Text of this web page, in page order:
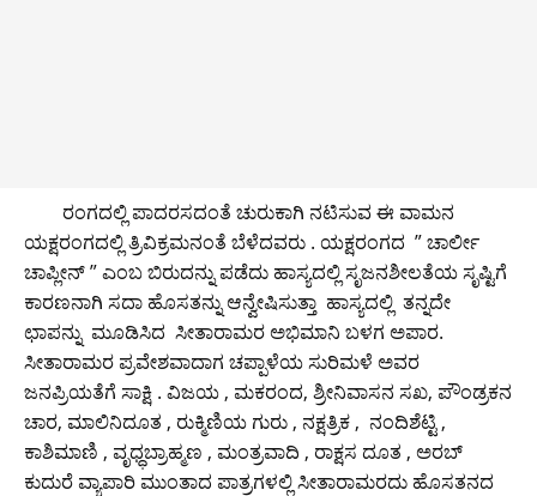
ರಂಗದಲ್ಲಿ ಪಾದರಸದಂತೆ ಚುರುಕಾಗಿ ನಟಿಸುವ ಈ ವಾಮನ
ಯಕ್ಷರಂಗದಲ್ಲಿ ತ್ರಿವಿಕ್ರಮನಂತೆ ಬೆಳೆದವರು . ಯಕ್ಷರಂಗದ ” ಚಾರ್ಲೀ
ಚಾಪ್ಲೀನ್ ” ಎಂಬ ಬಿರುದನ್ನು ಪಡೆದು ಹಾಸ್ಯದಲ್ಲಿ ಸೃಜನಶೀಲತೆಯ ಸೃಷ್ಟಿಗೆ
ಕಾರಣನಾಗಿ ಸದಾ ಹೊಸತನ್ನು ಆನ್ವೇಷಿಸುತ್ತಾ ಹಾಸ್ಯದಲ್ಲಿ ತನ್ನದೇ
ಛಾಪನ್ನು ಮೂಡಿಸಿದ ಸೀತಾರಾಮರ ಅಭಿಮಾನಿ ಬಳಗ ಅಪಾರ.
ಸೀತಾರಾಮರ ಪ್ರವೇಶವಾದಾಗ ಚಪ್ಪಾಳೆಯ ಸುರಿಮಳೆ ಅವರ
ಜನಪ್ರಿಯತೆಗೆ ಸಾಕ್ಷಿ . ವಿಜಯ , ಮಕರಂದ, ಶ್ರೀನಿವಾಸನ ಸಖ, ಪೌಂಡ್ರಕನ
ಚಾರ, ಮಾಲಿನಿದೂತ , ರುಕ್ಮಿಣಿಯ ಗುರು , ನಕ್ಷತ್ರಿಕ , ನಂದಿಶೆಟ್ಟಿ ,
ಕಾಶಿಮಾಣಿ , ವೃಧ್ಧಬ್ರಾಹ್ಮಣ , ಮಂತ್ರವಾದಿ , ರಾಕ್ಷಸ ದೂತ , ಅರಬ್
ಕುದುರೆ ವ್ಯಾಪಾರಿ ಮುಂತಾದ ಪಾತ್ರಗಳಲ್ಲಿ ಸೀತಾರಾಮರದು ಹೊಸತನದ